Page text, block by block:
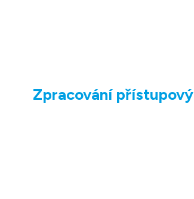
Zpracování